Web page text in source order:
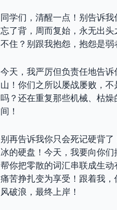
同学们，清醒一点！别告诉
忘了背，周而复始，永无出
不住？别跟我抱怨，抱怨是
今天，我严厉但负责任地告
山！你们之所以屡战屡败，
吗？还在重复那些机械、枯
间！
别再告诉我你只会死记硬背
冰的硬盘！今天，我要向你
帮你把零散的词汇串联成生
痛苦挣扎变为享受！跟着我，
风破浪，最终上岸！